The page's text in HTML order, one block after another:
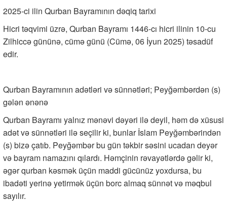
2025-ci ilin Qurban Bayramının dəqiq tarixi
Hicri təqvimi üzrə, Qurban Bayramı 1446-cı hicri ilinin 10-cu
Zilhiccə gününə, cümə günü (Cümə, 06 İyun 2025) təsadüf
edir.
Qurban Bayramının adətləri və sünnətləri; Peyğəmbərdən (s)
gələn ənənə
Qurban Bayramı yalnız mənəvi dəyəri ilə deyil, həm də xüsusi
adət və sünnətləri ilə seçilir ki, bunlar İslam Peyğəmbərindən
(s) bizə çatıb. Peyğəmbər bu gün təkbir səsini ucadan deyər
və bayram namazını qılardı. Həmçinin rəvayətlərdə gəlir ki,
əgər qurban kəsmək üçün maddi gücünüz yoxdursa, bu
ibadəti yerinə yetirmək üçün borc almaq sünnət və məqbul
sayılır.